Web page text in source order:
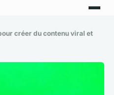
créer du contenu viral et